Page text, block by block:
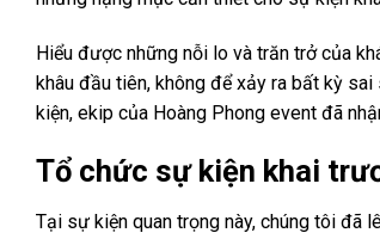
Hiểu được những nỗi lo và trăn trở của
khâu đầu tiên, không để xảy ra bất kỳ
kiện, ekip của Hoàng Phong event đã
Tổ chức sự kiện khai
Tại sự kiện quan trọng này, chúng tôi đã